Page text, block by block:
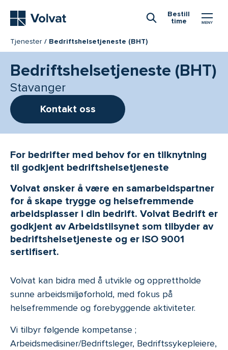
Bestill
time
Tjenester Bedriftshelsetjeneste (BHT)
Bedriftshelsetjeneste (BHT)
Stavanger
Kontakt oss
For bedrifter med behov for en tilknytning
til godkjent bedriftshelsetjeneste
Volvat ønsker å være en samarbeidspartner
for å skape trygge og helsefremmende
arbeidsplasser i din bedrift. Volvat Bedrift er
godkjent av Arbeidstilsynet som tilbyder av
bedriftshelsetjeneste og er ISO 9001
sertifisert.
Volvat kan bidra med å utvikle og opprettholde
sunne arbeidsmiljøforhold, med fokus på
helsefremmende og forebyggende aktiviteter.
Vi tilbyr følgende kompetanse ;
Arbeidsmedisiner/Bedriftsleger, Bedriftssykepleiere,